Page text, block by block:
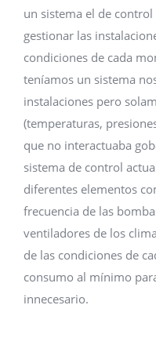
un sistema el de
gestionar las
condiciones de cada
teníamos un sistema
instalaciones pero
(temperaturas,
que no interactuaba
sistema de control
diferentes elementos
frecuencia de las
ventiladores de los
de las condiciones de
consumo al mínimo
innecesario.